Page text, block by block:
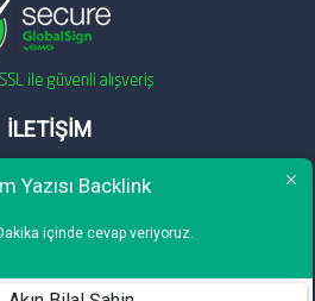
İLETİŞİM
: 0 212 461 75 87
Cd. A1 A Blok D : 19 Kat :1
Yazısı Backlink
içinde cevap veriyoruz.